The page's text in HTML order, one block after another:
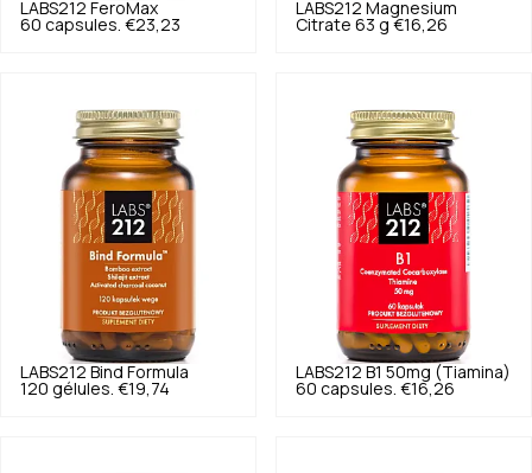
LABS212 FeroMax
60 capsules. €23,23
LABS212 Magnesium
Citrate 63 g €16,26
LABS212 Bind Formula
120 gélules. €19,74
LABS212 B1 50mg (Tiamina)
60 capsules. €16,26